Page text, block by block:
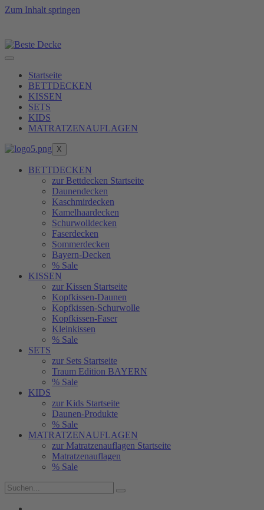
Zum Inhalt springen
Startseite
BETTDECKEN
KISSEN
SETS
KIDS
MATRATZENAUFLAGEN
X
BETTDECKEN
zur Bettdecken Startseite
Daunendecken
Kaschmirdecken
Kamelhaardecken
Schurwolldecken
Faserdecken
Sommerdecken
Bayern-Decken
% Sale
KISSEN
zur Kissen Startseite
Kopfkissen-Daunen
Kopfkissen-Schurwolle
Kopfkissen-Faser
Kleinkissen
% Sale
SETS
zur Sets Startseite
Traum Edition BAYERN
% Sale
KIDS
zur Kids Startseite
Daunen-Produkte
% Sale
MATRATZENAUFLAGEN
zur Matratzenauflagen Startseite
Matratzenauflagen
% Sale